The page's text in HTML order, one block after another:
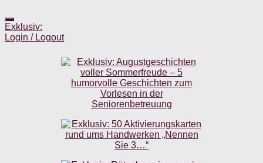
Exklusiv:
Login / Logout